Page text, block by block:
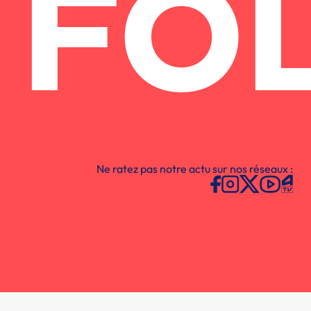
Ne ratez pas notre actu sur nos réseaux :